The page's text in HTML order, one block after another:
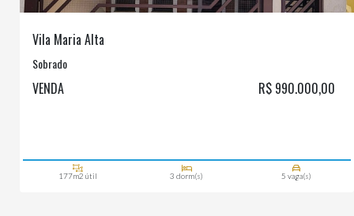
Vila Maria Alta
Sobrado
VENDA R$ 990.000,00
177m2 útil 3 dorm(s) 5 vaga(s)